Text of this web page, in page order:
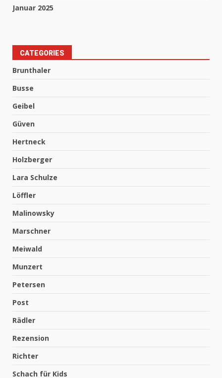
Januar 2025
CATEGORIES
Brunthaler
Busse
Geibel
Güven
Hertneck
Holzberger
Lara Schulze
Löffler
Malinowsky
Marschner
Meiwald
Munzert
Petersen
Post
Rädler
Rezension
Richter
Schach für Kids